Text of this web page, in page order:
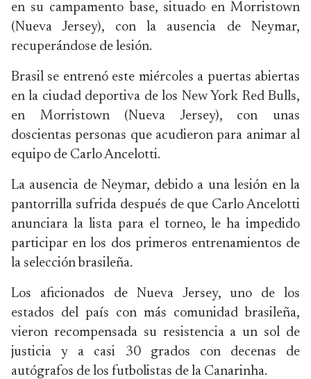
en su campamento base, situado en Morristown
(Nueva Jersey), con la ausencia de Neymar,
recuperándose de lesión.
Brasil se entrenó este miércoles a puertas abiertas
en la ciudad deportiva de los New York Red Bulls,
en Morristown (Nueva Jersey), con unas
doscientas personas que acudieron para animar al
equipo de Carlo Ancelotti.
La ausencia de Neymar, debido a una lesión en la
pantorrilla sufrida después de que Carlo Ancelotti
anunciara la lista para el torneo, le ha impedido
participar en los dos primeros entrenamientos de
la selección brasileña.
Los aficionados de Nueva Jersey, uno de los
estados del país con más comunidad brasileña,
vieron recompensada su resistencia a un sol de
justicia y a casi 30 grados con decenas de
autógrafos de los futbolistas de la Canarinha.